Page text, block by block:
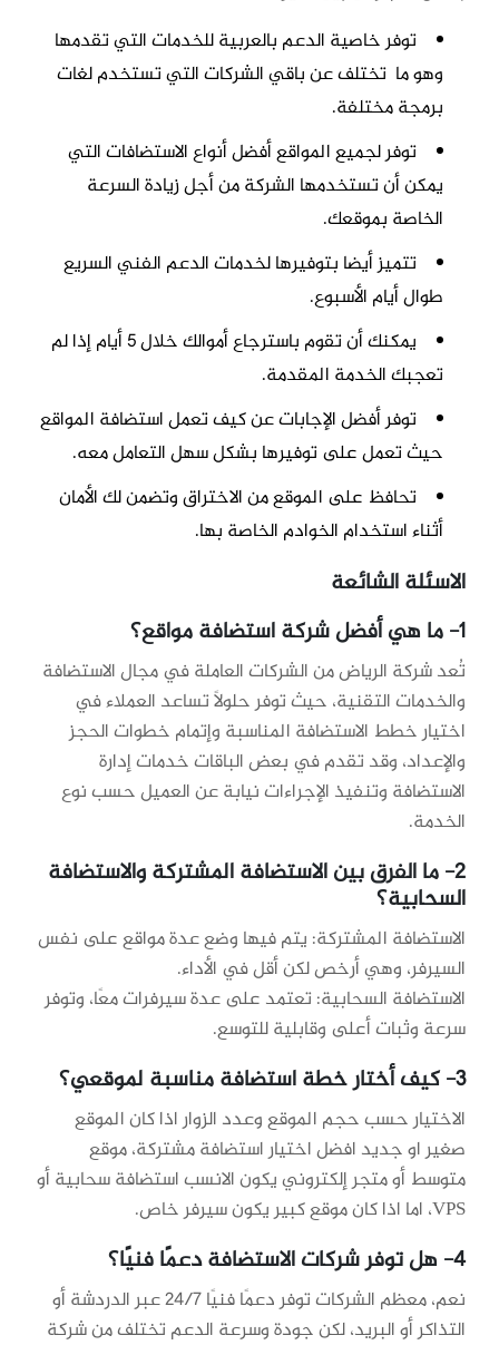
توفر خاصية الدعم بالعربية للخدمات التي تقدمها
وهو ما تختلف عن باقي الشركات التي تستخدم لغات
برمجة مختلفة.
توفر لجميع المواقع أفضل أنواع الاستضافات التي
يمكن أن تستخدمها الشركة من أجل زيادة السرعة
الخاصة بموقعك.
تتميز أيضا بتوفيرها لخدمات الدعم الفني السريع
طوال أيام الأسبوع.
يمكنك أن تقوم باسترجاع أموالك خلال 5 أيام إذا لم
تعجبك الخدمة المقدمة.
توفر أفضل الإجابات عن كيف تعمل استضافة المواقع
حيث تعمل على توفيرها بشكل سهل التعامل معه.
تحافظ على الموقع من الاختراق وتضمن لك الأمان
أثناء استخدام الخوادم الخاصة بها.
الاسئلة الشائعة
1- ما هي أفضل شركة استضافة مواقع؟
تُعد شركة الرياض من الشركات العاملة في مجال الاستضافة
والخدمات التقنية، حيث توفر حلولًا تساعد العملاء في
اختيار خطط الاستضافة المناسبة وإتمام خطوات الحجز
والإعداد، وقد تقدم في بعض الباقات خدمات إدارة
الاستضافة وتنفيذ الإجراءات نيابة عن العميل حسب نوع
الخدمة.
2- ما الفرق بين الاستضافة المشتركة والاستضافة
السحابية؟
الاستضافة المشتركة: يتم فيها وضع عدة مواقع على نفس
السيرفر، وهي أرخص لكن أقل في الأداء.
الاستضافة السحابية: تعتمد على عدة سيرفرات معًا، وتوفر
سرعة وثبات أعلى وقابلية للتوسع.
3- كيف أختار خطة استضافة مناسبة لموقعي؟
الاختيار حسب حجم الموقع وعدد الزوار اذا كان الموقع
صغير او جديد افضل اختيار استضافة مشتركة، موقع
متوسط أو متجر إلكتروني يكون الانسب استضافة سحابية أو
VPS، اما اذا كان موقع كبير يكون سيرفر خاص.
4- هل توفر شركات الاستضافة دعمًا فنيًا؟
نعم، معظم الشركات توفر دعمًا فنيًا 24/7 عبر الدردشة أو
التذاكر أو البريد، لكن جودة وسرعة الدعم تختلف من شركة